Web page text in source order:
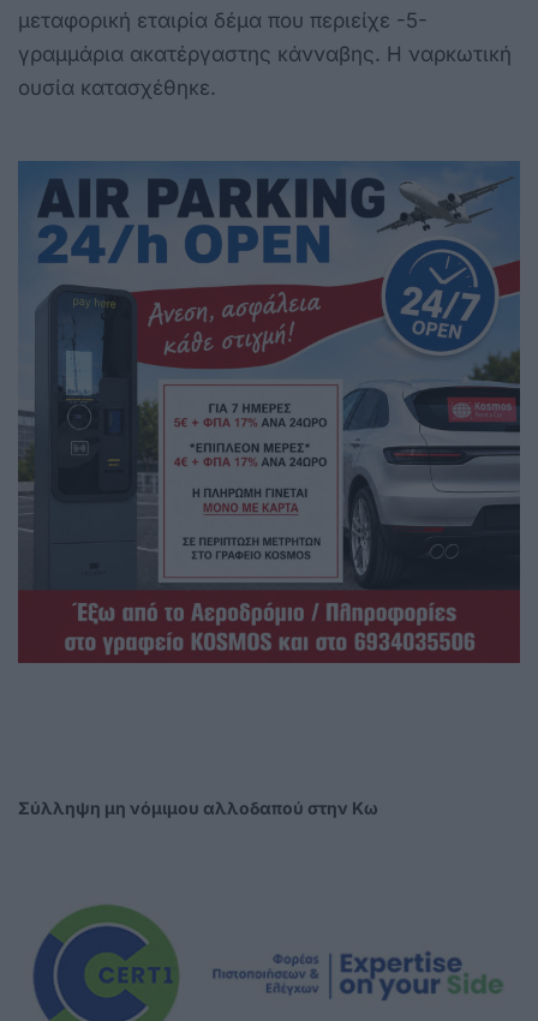
μεταφορική εταιρία δέμα που περιείχε -5-
γραμμάρια ακατέργαστης κάνναβης. Η ναρκωτική
ουσία κατασχέθηκε.
Σύλληψη μη νόμιμου αλλοδαπού στην Κω